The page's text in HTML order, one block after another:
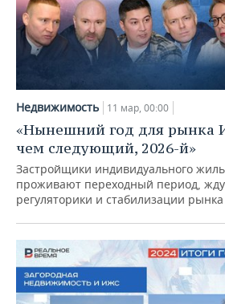
Недвижимость 11 мар, 00:00
«Нынешний год для рынка
чем следующий, 2026-й»
Застройщики индивидуального
проживают переходный период,
регуляторики и стабилизации рынка